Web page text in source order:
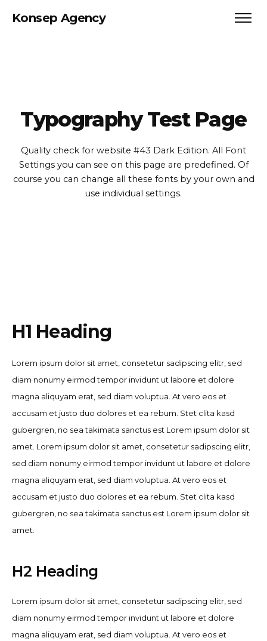
Konsep Agency
Typography Test Page
Quality check for website #43 Dark Edition. All Font
Settings you can see on this page are predefined. Of
course you can change all these fonts by your own and
use individual settings.
H1 Heading
Lorem ipsum dolor sit amet, consetetur sadipscing elitr, sed
diam nonumy eirmod tempor invidunt ut labore et dolore
magna aliquyam erat, sed diam voluptua. At vero eos et
accusam et justo duo dolores et ea rebum. Stet clita kasd
gubergren, no sea takimata sanctus est Lorem ipsum dolor sit
amet. Lorem ipsum dolor sit amet, consetetur sadipscing elitr,
sed diam nonumy eirmod tempor invidunt ut labore et dolore
magna aliquyam erat, sed diam voluptua. At vero eos et
accusam et justo duo dolores et ea rebum. Stet clita kasd
gubergren, no sea takimata sanctus est Lorem ipsum dolor sit
amet.
H2 Heading
Lorem ipsum dolor sit amet, consetetur sadipscing elitr, sed
diam nonumy eirmod tempor invidunt ut labore et dolore
magna aliquyam erat, sed diam voluptua. At vero eos et